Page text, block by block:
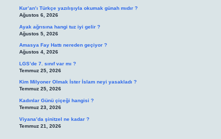
Kur’an’ı Türkçe yazılışıyla okumak günah mıdır ?
Ağustos 6, 2026
Ayak ağrısına hangi tuz iyi gelir ?
Ağustos 5, 2026
Amasya Fay Hattı nereden geçiyor ?
Ağustos 4, 2026
LGS’de 7. sınıf var mı ?
Temmuz 25, 2026
Kim Milyoner Olmak İster İslam neyi yasakladı ?
Temmuz 25, 2026
Kadınlar Günü çiçeği hangisi ?
Temmuz 23, 2026
Viyana’da şinitzel ne kadar ?
Temmuz 21, 2026